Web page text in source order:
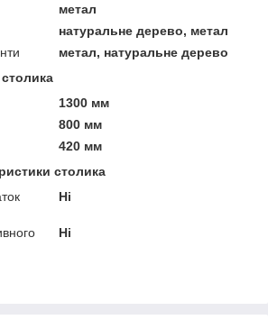
метал
натуральне дерево, метал
метал, натуральне дерево
1300 мм
800 мм
420 мм
столика
Ні
Ні